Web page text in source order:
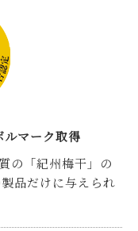
ルマーク取得
の「紀州梅干」の
品だけに与えられ